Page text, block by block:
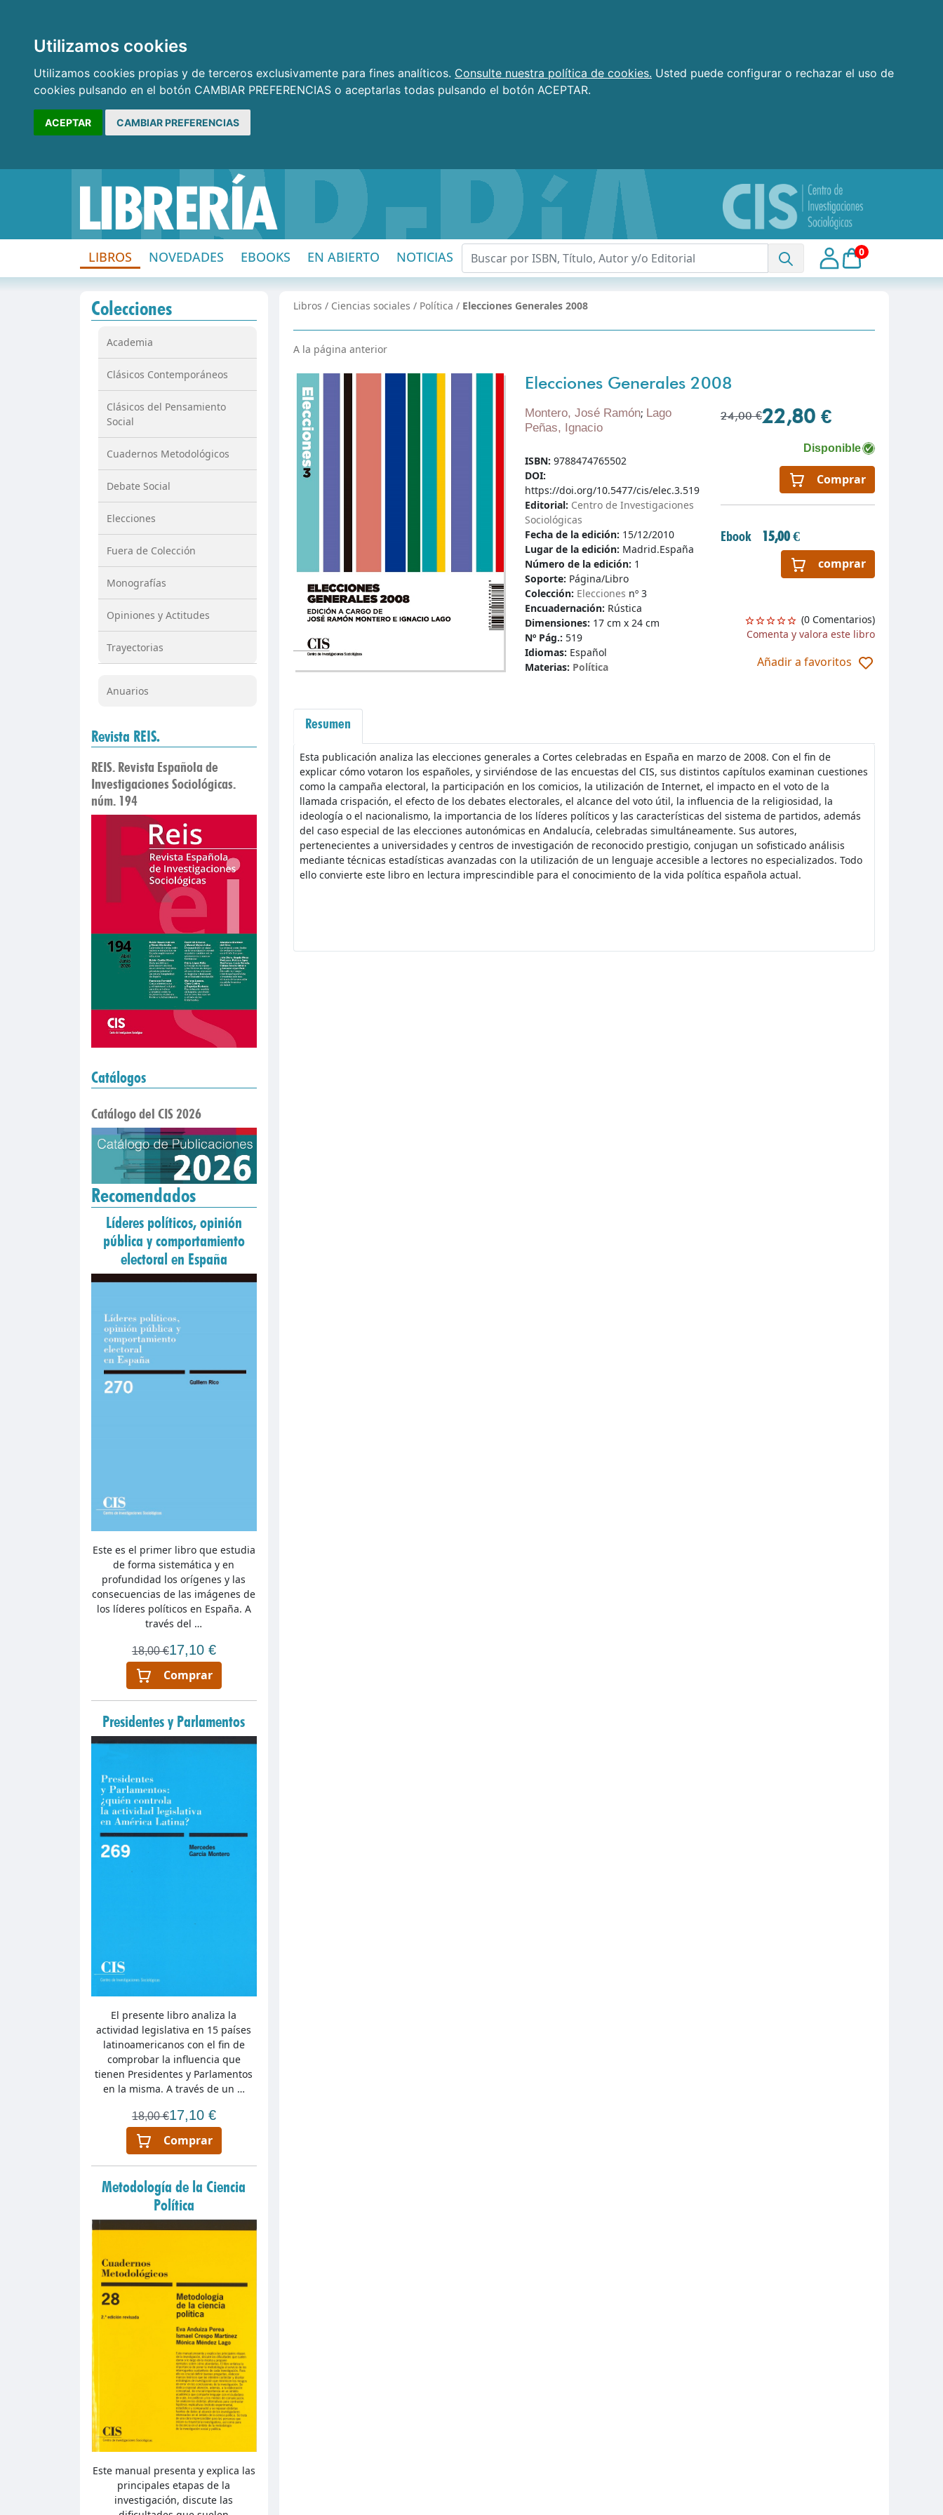
Utilizamos cookies
Utilizamos cookies propias y de terceros exclusivamente para fines analíticos. Consulte nuestra política de cookies. Usted puede configurar o rechazar el uso de
cookies pulsando en el botón CAMBIAR PREFERENCIAS o aceptarlas todas pulsando el botón ACEPTAR.
ACEPTAR CAMBIAR PREFERENCIAS
LIBROS NOVEDADES EBOOKS EN ABIERTO NOTICIAS 0
Colecciones
Academia
Clásicos Contemporáneos
Clásicos del Pensamiento
Social
Cuadernos Metodológicos
Debate Social
Elecciones
Fuera de Colección
Monografías
Opiniones y Actitudes
Trayectorias
Anuarios
Revista REIS.
REIS. Revista Española de
Investigaciones Sociológicas.
núm. 194
Catálogos
Catálogo del CIS 2026
Recomendados
Líderes políticos, opinión
pública y comportamiento
electoral en España
Este es el primer libro que estudia
de forma sistemática y en
profundidad los orígenes y las
consecuencias de las imágenes de
los líderes políticos en España. A
través del …
18,00 €17,10 €
Comprar
Presidentes y Parlamentos
El presente libro analiza la
actividad legislativa en 15 países
latinoamericanos con el fin de
comprobar la influencia que
tienen Presidentes y Parlamentos
en la misma. A través de un …
18,00 €17,10 €
Comprar
Metodología de la Ciencia
Política
Este manual presenta y explica las
principales etapas de la
investigación, discute las
Libros / Ciencias sociales / Política / Elecciones Generales 2008
A la página anterior
Elecciones Generales 2008
Montero, José Ramón; Lago
Peñas, Ignacio
24,00 €22,80 €
Disponible
Comprar
Ebook 15,00 €
comprar
(0 Comentarios)
Comenta y valora este libro
Añadir a favoritos
ISBN: 9788474765502
DOI:
https://doi.org/10.5477/cis/elec.3.519
Editorial: Centro de Investigaciones
Sociológicas
Fecha de la edición: 15/12/2010
Lugar de la edición: Madrid.España
Número de la edición: 1
Soporte: Página/Libro
Colección: Elecciones nº 3
Encuadernación: Rústica
Dimensiones: 17 cm x 24 cm
Nº Pág.: 519
Idiomas: Español
Materias: Política
Resumen
Esta publicación analiza las elecciones generales a Cortes celebradas en España en marzo de 2008. Con el fin de
explicar cómo votaron los españoles, y sirviéndose de las encuestas del CIS, sus distintos capítulos examinan cuestiones
como la campaña electoral, la participación en los comicios, la utilización de Internet, el impacto en el voto de la
llamada crispación, el efecto de los debates electorales, el alcance del voto útil, la influencia de la religiosidad, la
ideología o el nacionalismo, la importancia de los líderes políticos y las características del sistema de partidos, además
del caso especial de las elecciones autonómicas en Andalucía, celebradas simultáneamente. Sus autores,
pertenecientes a universidades y centros de investigación de reconocido prestigio, conjugan un sofisticado análisis
mediante técnicas estadísticas avanzadas con la utilización de un lenguaje accesible a lectores no especializados. Todo
ello convierte este libro en lectura imprescindible para el conocimiento de la vida política española actual.